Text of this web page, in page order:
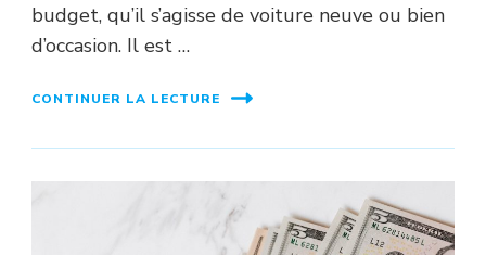
budget, qu’il s’agisse de voiture neuve ou bien
d’occasion. Il est …
CONTINUER LA LECTURE